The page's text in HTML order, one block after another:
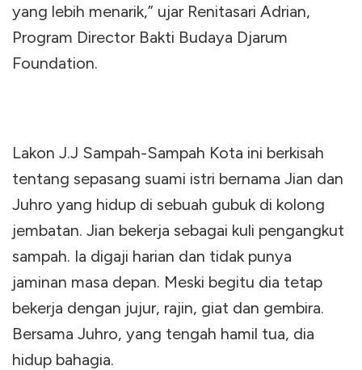
yang lebih menarik,” ujar Renitasari Adrian,
Program Director Bakti Budaya Djarum
Foundation.
Lakon J.J Sampah-Sampah Kota ini berkisah
tentang sepasang suami istri bernama Jian dan
Juhro yang hidup di sebuah gubuk di kolong
jembatan. Jian bekerja sebagai kuli pengangkut
sampah. Ia digaji harian dan tidak punya
jaminan masa depan. Meski begitu dia tetap
bekerja dengan jujur, rajin, giat dan gembira.
Bersama Juhro, yang tengah hamil tua, dia
hidup bahagia.